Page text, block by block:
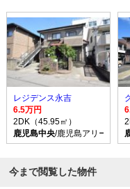
レジデンス永吉
6.5万円
2DK（45.95㎡）
鹿児島中央/鹿児島アリーナ
今まで閲覧した物件